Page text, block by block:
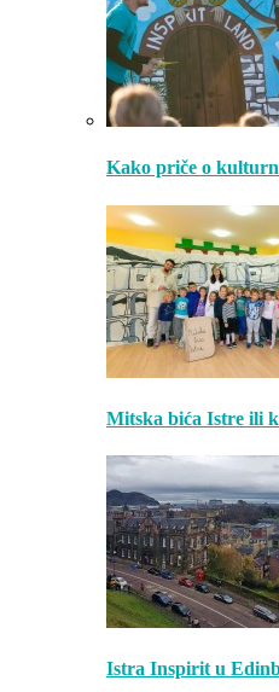
Kako priče o
Mitska bića Istre ili
Istra Inspirit u